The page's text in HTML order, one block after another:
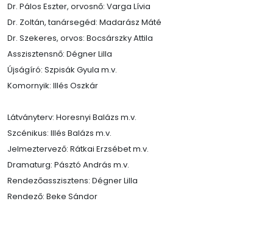
Dr. Pálos Eszter, orvosnő: Varga Lívia
Dr. Zoltán, tanársegéd: Madarász Máté
Dr. Szekeres, orvos: Bocsárszky Attila
Asszisztensnő: Dégner Lilla
Újságíró: Szpisák Gyula m.v.
Komornyik: Illés Oszkár
Látványterv: Horesnyi Balázs m.v.
Szcénikus: Illés Balázs m.v.
Jelmeztervező: Rátkai Erzsébet m.v.
Dramaturg: Pásztó András m.v.
Rendezőasszisztens: Dégner Lilla
Rendező: Beke Sándor